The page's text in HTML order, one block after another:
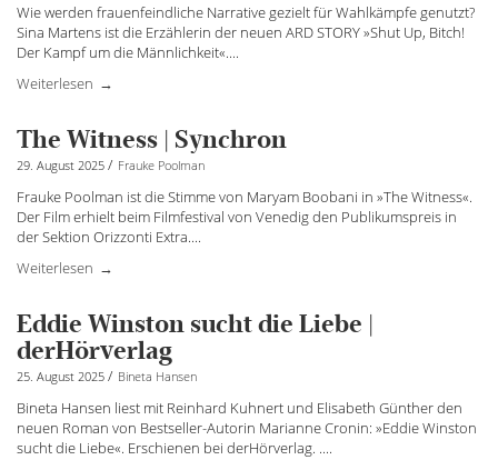
Wie werden frauenfeindliche Narrative gezielt für Wahlkämpfe genutzt?
Sina Martens ist die Erzählerin der neuen ARD STORY »Shut Up, Bitch!
Der Kampf um die Männlichkeit«.
Weiterlesen
...
The Witness | Synchron
29. August 2025 / Frauke Poolman
Frauke Poolman ist die Stimme von Maryam Boobani in »The Witness«.
Der Film erhielt beim Filmfestival von Venedig den Publikumspreis in
der Sektion Orizzonti Extra.
Weiterlesen
...
Eddie Winston sucht die Liebe |
derHörverlag
25. August 2025 / Bineta Hansen
Bineta Hansen liest mit Reinhard Kuhnert und Elisabeth Günther den
neuen Roman von Bestseller-Autorin Marianne Cronin: »Eddie Winston
sucht die Liebe«. Erschienen bei derHörverlag. ....